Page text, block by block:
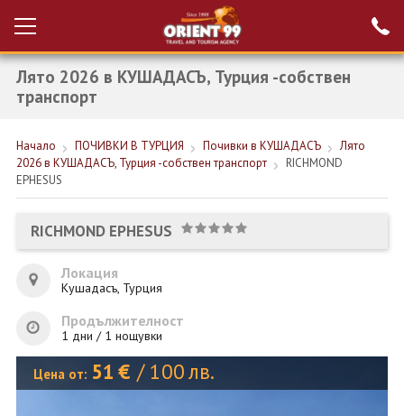
Вход за агенти
Проверка на
резервация
НОВА ГОДИНА ТУРЦИЯ
НОВА ГОДИНА
ПОЧИВКИ
КРУИЗИ
ЕКЗОТИКА
Лято 2026 в КУШАДАСЪ, Турция -собствен
транспорт
Начало ПОЧИВКИ В ТУРЦИЯ Почивки в КУШАДАСЪ
Лято
2026 в КУШАДАСЪ, Турция -собствен транспорт
RICHMOND
EPHESUS
RICHMOND EPHESUS
Локация
Кушадасъ, Турция
Продължителност
1 дни / 1 нощувки
Цена от: 51 € / 100лв.